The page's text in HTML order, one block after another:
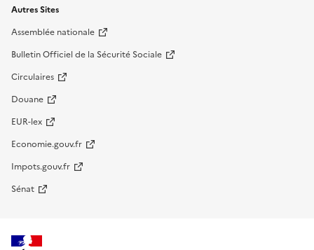
Autres Sites
Assemblée nationale
Bulletin Officiel de la Sécurité Sociale
Circulaires
Douane
EUR-lex
Economie.gouv.fr
Impots.gouv.fr
Sénat